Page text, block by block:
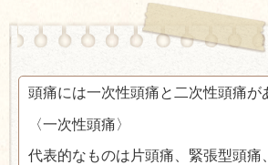
頭痛には一次性頭痛と二次性頭痛が
〈一次性頭痛〉
代表的なものは片頭痛、緊張型頭痛